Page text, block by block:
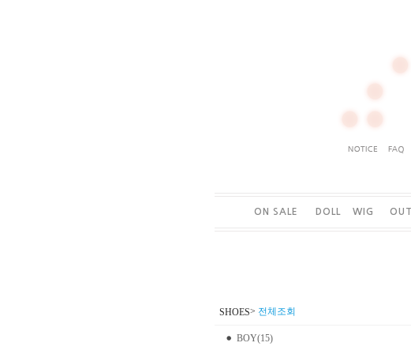
ON SALE DOLL WIG
SHOES> 전체조회
BOY(15)